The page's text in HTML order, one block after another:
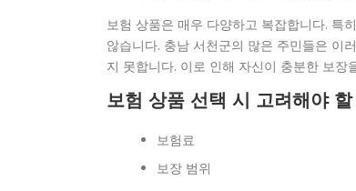
보험 상품은 매우 다양하고 복잡합니다. 특
않습니다. 충남 서천군의 많은 주민들은 이
지 못합니다. 이로 인해 자신이 충분한 보
보험 상품 선택 시 고려해야
보험료
보장 범위